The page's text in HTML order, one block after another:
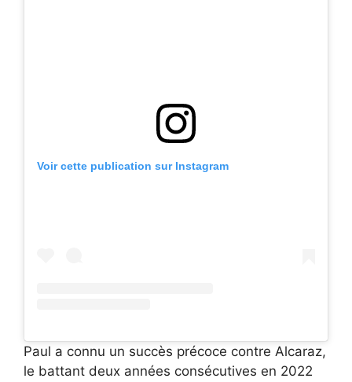
Voir cette publication sur Instagram
Paul a connu un succès précoce contre Alcaraz,
le battant deux années consécutives en 2022